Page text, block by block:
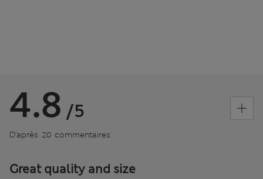
4.8 /5
D’après 20 commentaires
Great quality and size